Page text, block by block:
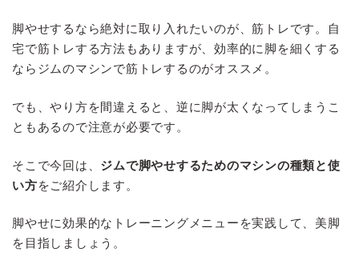
脚やせするなら絶対に取り入れたいのが、筋トレです。自
宅で筋トレする方法もありますが、効率的に脚を細くする
ならジムのマシンで筋トレするのがオススメ。
でも、やり方を間違えると、逆に脚が太くなってしまうこ
ともあるので注意が必要です。
そこで今回は、 ジムで脚やせするためのマシンの種類と使
い方をご紹介します。
脚やせに効果的なトレーニングメニューを実践して、美脚
を目指しましょう。